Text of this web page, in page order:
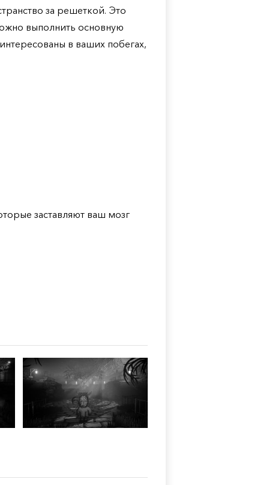
за решеткой. Это
выполнить основную
в ваших побегах,
заставляют ваш мозг